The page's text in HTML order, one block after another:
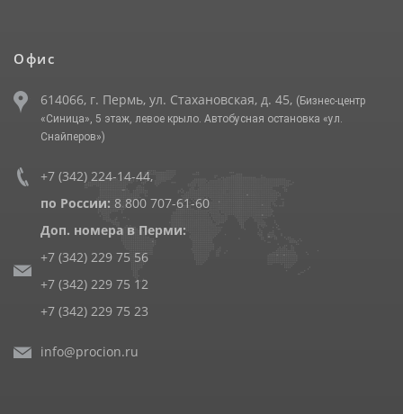
Офис
614066, г. Пермь, ул. Стахановская, д. 45, (Бизнес-центр
«Синица», 5 этаж, левое крыло. Автобусная остановка «ул.
Снайперов»)
+7 (342) 224-14-44,
по России: 8 800 707-61-60
Доп. номера в Перми:
+7 (342) 229 75 56
+7 (342) 229 75 12
+7 (342) 229 75 23
info@procion.ru